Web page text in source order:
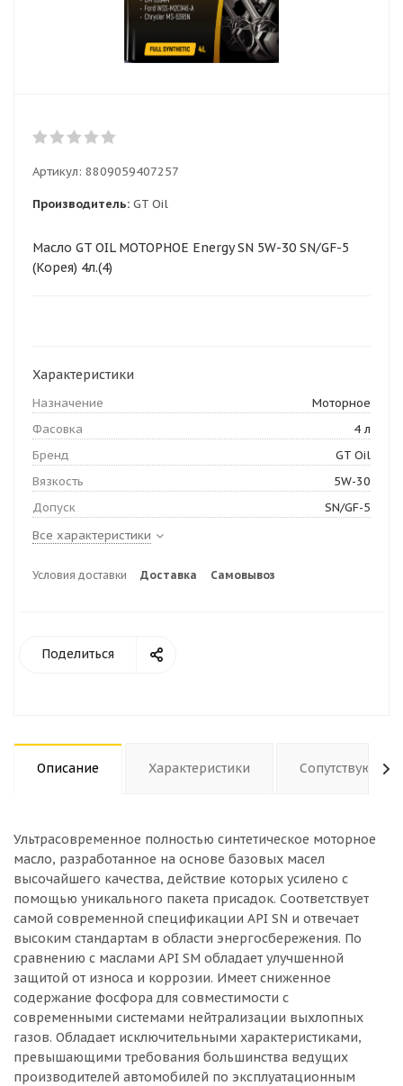
Артикул: 8809059407257
Производитель: GT Oil
Масло GT OIL МОТОРНОЕ Energy SN 5W-30 SN/GF-5
(Корея) 4л.(4)
Характеристики
Назначение
Моторное
Фасовка
4 л
Бренд
GT Oil
Вязкость
5W-30
Допуск
SN/GF-5
Все характеристики
Условия доставки Доставка Самовывоз
Поделиться
Описание Характеристики
Ультрасовременное полностью синтетическое моторное
масло, разработанное на основе базовых масел
высочайшего качества, действие которых усилено с
помощью уникального пакета присадок. Соответствует
самой современной спецификации API SN и отвечает
высоким стандартам в области энергосбережения. По
сравнению с маслами API SM обладает улучшенной
защитой от износа и коррозии. Имеет сниженное
содержание фосфора для совместимости с
современными системами нейтрализации выхлопных
газов. Обладает исключительными характеристиками,
превышающими требования большинства ведущих
производителей автомобилей по эксплуатационным